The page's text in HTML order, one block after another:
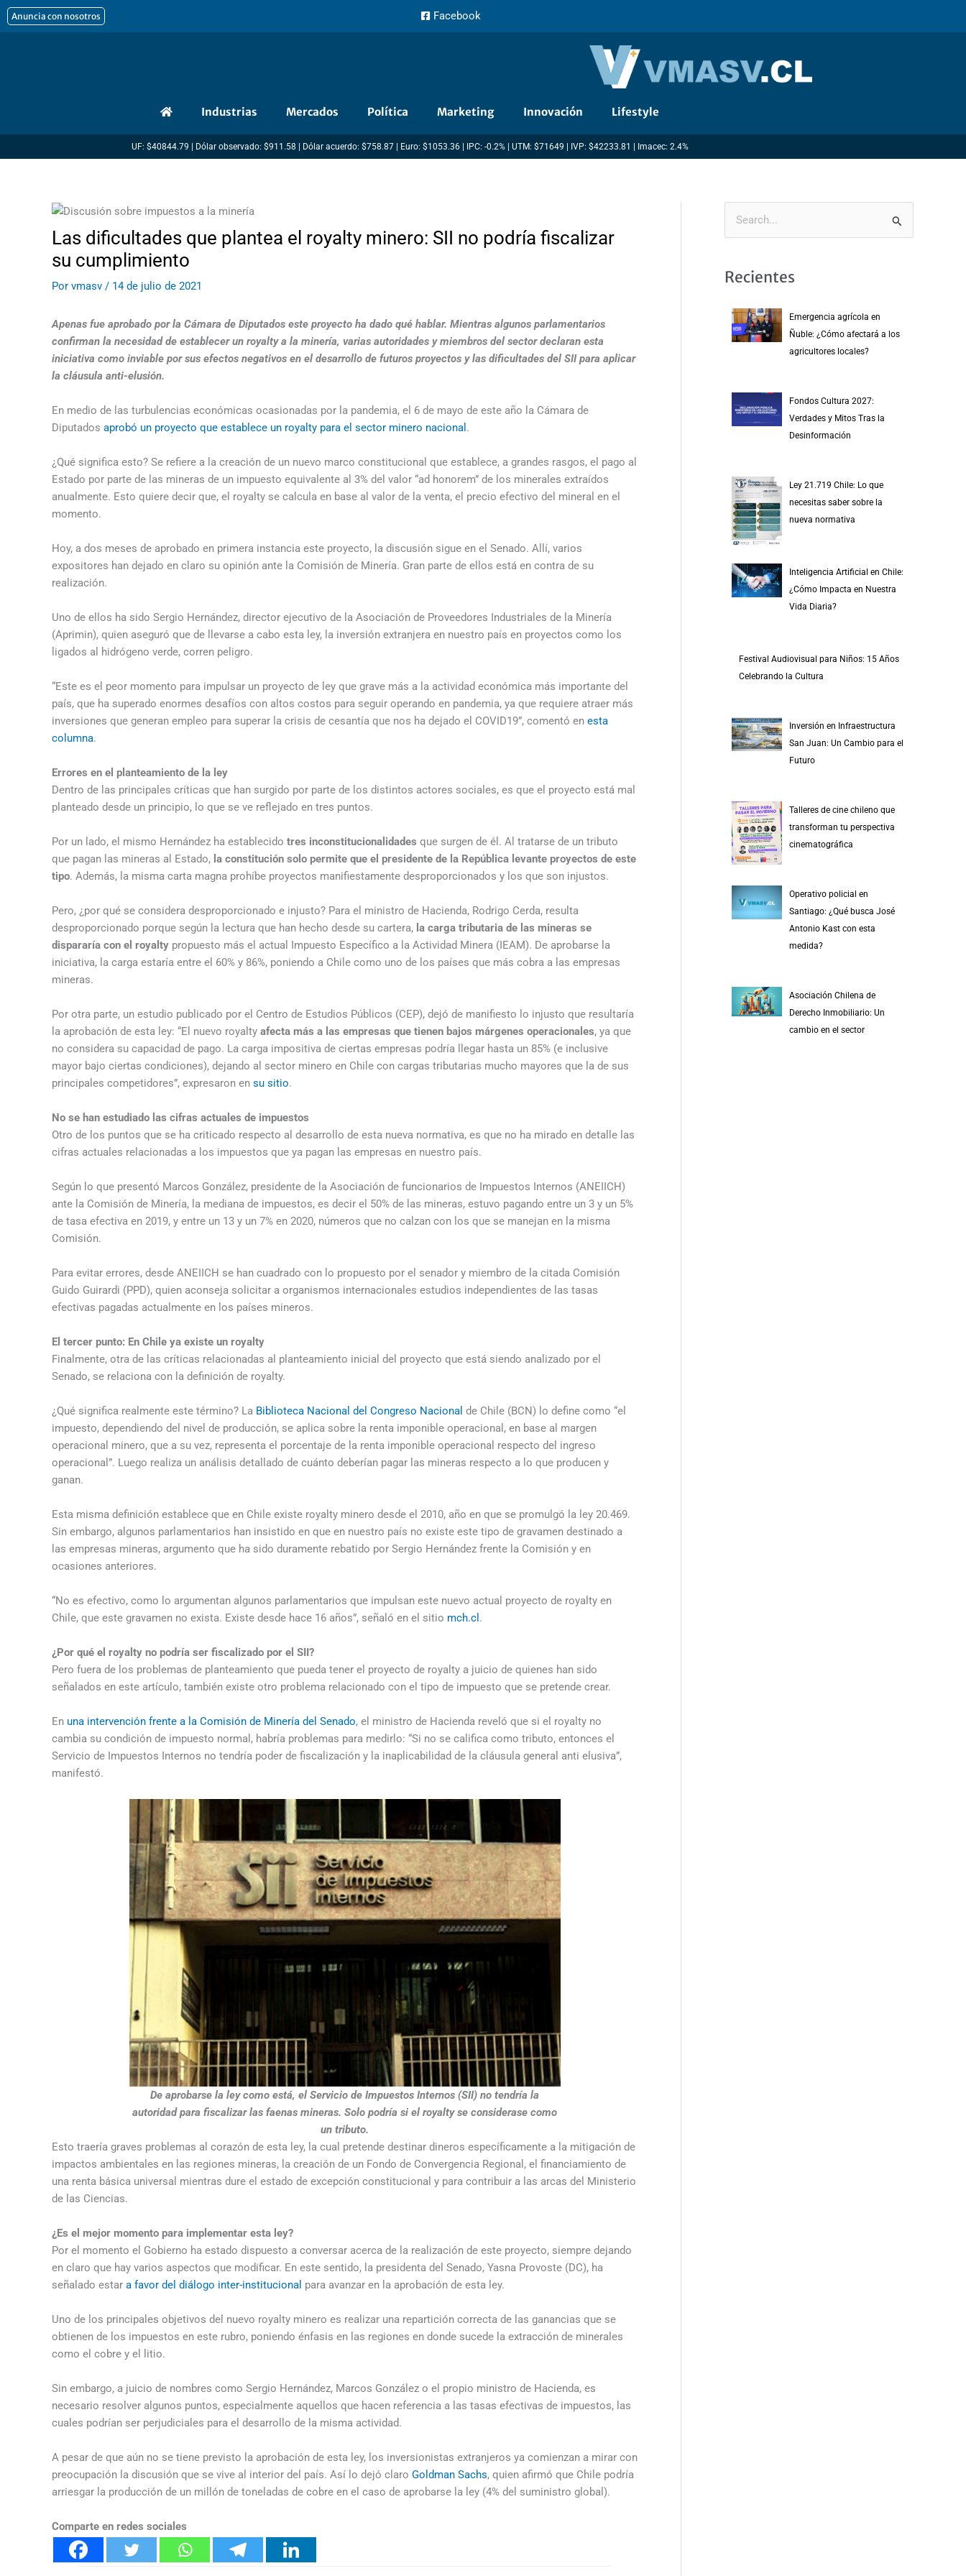
al
Anuncia con nosotros Facebook
Industrias Mercados Política Marketing Innovación Lifestyle
UF: $40844.79 | Dólar observado: $911.58 | Dólar acuerdo: $758.87 | Euro: $1053.36 | IPC: -0.2% | UTM: $71649 | IVP: $42233.81 | Imacec: 2.4%
Las dificultades que plantea el royalty minero: SII no podría fiscalizar
su cumplimiento
Por vmasv / 14 de julio de 2021
Apenas fue aprobado por la Cámara de Diputados este proyecto ha dado qué hablar. Mientras algunos parlamentarios
confirman la necesidad de establecer un royalty a la minería, varias autoridades y miembros del sector declaran esta
iniciativa como inviable por sus efectos negativos en el desarrollo de futuros proyectos y las dificultades del SII para aplicar
la cláusula anti-elusión.
En medio de las turbulencias económicas ocasionadas por la pandemia, el 6 de mayo de este año la Cámara de
Diputados aprobó un proyecto que establece un royalty para el sector minero nacional .
¿Qué significa esto? Se refiere a la creación de un nuevo marco constitucional que establece, a grandes rasgos, el pago al
Estado por parte de las mineras de un impuesto equivalente al 3% del valor “ad honorem” de los minerales extraídos
anualmente. Esto quiere decir que, el royalty se calcula en base al valor de la venta, el precio efectivo del mineral en el
momento.
Hoy, a dos meses de aprobado en primera instancia este proyecto, la discusión sigue en el Senado. Allí, varios
expositores han dejado en claro su opinión ante la Comisión de Minería. Gran parte de ellos está en contra de su
realización.
Uno de ellos ha sido Sergio Hernández, director ejecutivo de la Asociación de Proveedores Industriales de la Minería
(Aprimin), quien aseguró que de llevarse a cabo esta ley, la inversión extranjera en nuestro país en proyectos como los
ligados al hidrógeno verde, corren peligro.
“Este es el peor momento para impulsar un proyecto de ley que grave más a la actividad económica más importante del
país, que ha superado enormes desafíos con altos costos para seguir operando en pandemia, ya que requiere atraer más
inversiones que generan empleo para superar la crisis de cesantía que nos ha dejado el COVID19”, comentó en esta
columna.
Errores en el planteamiento de la ley
Dentro de las principales críticas que han surgido por parte de los distintos actores sociales, es que el proyecto está mal
planteado desde un principio, lo que se ve reflejado en tres puntos.
Por un lado, el mismo Hernández ha establecido tres inconstitucionalidades que surgen de él. Al tratarse de un tributo
que pagan las mineras al Estado, la constitución solo permite que el presidente de la República levante proyectos de este
tipo. Además, la misma carta magna prohíbe proyectos manifiestamente desproporcionados y los que son injustos.
Pero, ¿por qué se considera desproporcionado e injusto? Para el ministro de Hacienda, Rodrigo Cerda, resulta
desproporcionado porque según la lectura que han hecho desde su cartera, la carga tributaria de las mineras se
dispararía con el royalty propuesto más el actual Impuesto Específico a la Actividad Minera (IEAM). De aprobarse la
iniciativa, la carga estaría entre el 60% y 86%, poniendo a Chile como uno de los países que más cobra a las empresas
mineras.
Por otra parte, un estudio publicado por el Centro de Estudios Públicos (CEP), dejó de manifiesto lo injusto que resultaría
la aprobación de esta ley: “El nuevo royalty afecta más a las empresas que tienen bajos márgenes operacionales, ya que
no considera su capacidad de pago. La carga impositiva de ciertas empresas podría llegar hasta un 85% (e inclusive
mayor bajo ciertas condiciones), dejando al sector minero en Chile con cargas tributarias mucho mayores que la de sus
principales competidores”, expresaron en su sitio.
No se han estudiado las cifras actuales de impuestos
Otro de los puntos que se ha criticado respecto al desarrollo de esta nueva normativa, es que no ha mirado en detalle las
cifras actuales relacionadas a los impuestos que ya pagan las empresas en nuestro país.
Según lo que presentó Marcos González, presidente de la Asociación de funcionarios de Impuestos Internos (ANEIICH)
ante la Comisión de Minería, la mediana de impuestos, es decir el 50% de las mineras, estuvo pagando entre un 3 y un 5%
de tasa efectiva en 2019, y entre un 13 y un 7% en 2020, números que no calzan con los que se manejan en la misma
Comisión.
Para evitar errores, desde ANEIICH se han cuadrado con lo propuesto por el senador y miembro de la citada Comisión
Guido Guirardi (PPD), quien aconseja solicitar a organismos internacionales estudios independientes de las tasas
efectivas pagadas actualmente en los países mineros.
El tercer punto: En Chile ya existe un royalty
Finalmente, otra de las críticas relacionadas al planteamiento inicial del proyecto que está siendo analizado por el
Senado, se relaciona con la definición de royalty.
¿Qué significa realmente este término? La Biblioteca Nacional del Congreso Nacional de Chile (BCN) lo define como “el
impuesto, dependiendo del nivel de producción, se aplica sobre la renta imponible operacional, en base al margen
operacional minero, que a su vez, representa el porcentaje de la renta imponible operacional respecto del ingreso
operacional”. Luego realiza un análisis detallado de cuánto deberían pagar las mineras respecto a lo que producen y
ganan.
Esta misma definición establece que en Chile existe royalty minero desde el 2010, año en que se promulgó la ley 20.469.
Sin embargo, algunos parlamentarios han insistido en que en nuestro país no existe este tipo de gravamen destinado a
las empresas mineras, argumento que ha sido duramente rebatido por Sergio Hernández frente la Comisión y en
ocasiones anteriores.
“No es efectivo, como lo argumentan algunos parlamentarios que impulsan este nuevo actual proyecto de royalty en
Chile, que este gravamen no exista. Existe desde hace 16 años”, señaló en el sitio mch.cl .
¿Por qué el royalty no podría ser fiscalizado por el SII?
Pero fuera de los problemas de planteamiento que pueda tener el proyecto de royalty a juicio de quienes han sido
señalados en este artículo, también existe otro problema relacionado con el tipo de impuesto que se pretende crear.
En una intervención frente a la Comisión de Minería del Senado, el ministro de Hacienda reveló que si el royalty no
cambia su condición de impuesto normal, habría problemas para medirlo: “Si no se califica como tributo, entonces el
Servicio de Impuestos Internos no tendría poder de fiscalización y la inaplicabilidad de la cláusula general anti elusiva”,
manifestó.
De aprobarse la ley como está, el Servicio de Impuestos Internos (SII) no tendría la
autoridad para fiscalizar las faenas mineras. Solo podría si el royalty se considerase como
un tributo.
Esto traería graves problemas al corazón de esta ley, la cual pretende destinar dineros específicamente a la mitigación de
impactos ambientales en las regiones mineras, la creación de un Fondo de Convergencia Regional, el financiamiento de
una renta básica universal mientras dure el estado de excepción constitucional y para contribuir a las arcas del Ministerio
de las Ciencias.
¿Es el mejor momento para implementar esta ley?
Por el momento el Gobierno ha estado dispuesto a conversar acerca de la realización de este proyecto, siempre dejando
en claro que hay varios aspectos que modificar. En este sentido, la presidenta del Senado, Yasna Provoste (DC), ha
señalado estar a favor del diálogo inter-institucional para avanzar en la aprobación de esta ley.
Uno de los principales objetivos del nuevo royalty minero es realizar una repartición correcta de las ganancias que se
obtienen de los impuestos en este rubro, poniendo énfasis en las regiones en donde sucede la extracción de minerales
como el cobre y el litio.
Sin embargo, a juicio de nombres como Sergio Hernández, Marcos González o el propio ministro de Hacienda, es
necesario resolver algunos puntos, especialmente aquellos que hacen referencia a las tasas efectivas de impuestos, las
cuales podrían ser perjudiciales para el desarrollo de la misma actividad.
A pesar de que aún no se tiene previsto la aprobación de esta ley, los inversionistas extranjeros ya comienzan a mirar con
preocupación la discusión que se vive al interior del país. Así lo dejó claro Goldman Sachs, quien afirmó que Chile podría
arriesgar la producción de un millón de toneladas de cobre en el caso de aprobarse la ley (4% del suministro global).
Comparte en redes sociales
Recientes
Emergencia agrícola en
Ñuble: ¿Cómo afectará a los
agricultores locales?
Fondos Cultura 2027:
Verdades y Mitos Tras la
Desinformación
Ley 21.719 Chile: Lo que
necesitas saber sobre la
nueva normativa
Inteligencia Artificial en Chile:
¿Cómo Impacta en Nuestra
Vida Diaria?
Festival Audiovisual para Niños: 15 Años
Celebrando la Cultura
Inversión en Infraestructura
San Juan: Un Cambio para el
Futuro
Talleres de cine chileno que
transforman tu perspectiva
cinematográfica
Operativo policial en
Santiago: ¿Qué busca José
Antonio Kast con esta
medida?
Asociación Chilena de
Derecho Inmobiliario: Un
cambio en el sector